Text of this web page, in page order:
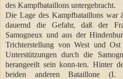
des Kampfbataillons untergebracht.
Die Lage des Kampfbataillons war
dauernd die Gefahr, daß der
Samogneux und aus der
Trichterstellung von West und
Unterstützungen durch die
herangeeilt sein konn-ten. Hinter
beiden anderen Bataillone